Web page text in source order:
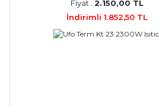
Fiyat : 2.150,00 TL
İndirimli 1.852,50 TL